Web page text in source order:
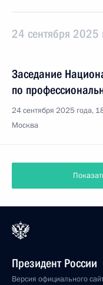
24 сентября 2025
Заседание
по
24 сентября 2025 года,
Москва
Президент России
Версия официального